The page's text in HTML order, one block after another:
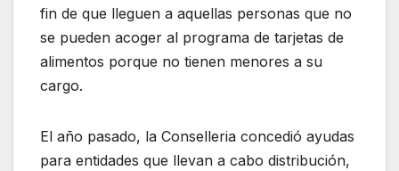
fin de que lleguen a aquellas personas que no
se pueden acoger al programa de tarjetas de
alimentos porque no tienen menores a su
cargo.
El año pasado, la Conselleria concedió ayudas
para entidades que llevan a cabo distribución,